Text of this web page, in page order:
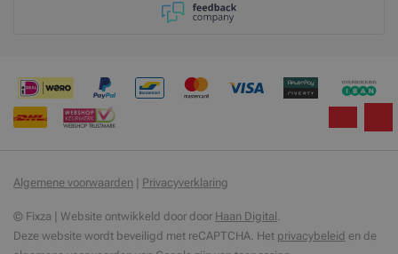
© Fixza | Website ontwikkeld door door Haan Digital .
Deze website wordt beveiligd met reCAPTCHA. Het privacybeleid en de
Algemene voorwaarden Privacyverklaring